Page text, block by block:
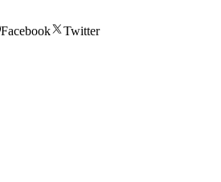
Facebook
Twitter